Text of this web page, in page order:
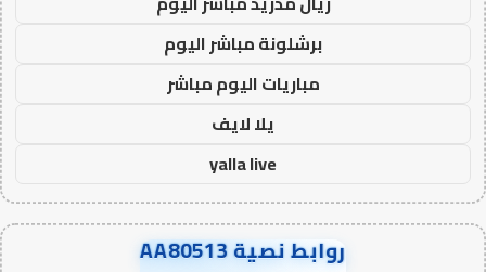
برشلونة مباشر اليوم
مباريات اليوم مباشر
يلا لايف
yalla live
روابط نصية AA80513